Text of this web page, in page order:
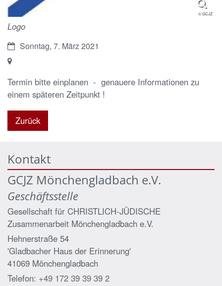
© GCJZ
Logo
Datum:Sonntag, 7. März 2021
Ort:
Termin bitte einplanen - genauere Informationen zu
einem späteren Zeitpunkt !
Zurück
Kontakt
GCJZ Mönchengladbach e.V.
Geschäftsstelle
Gesellschaft für CHRISTLICH-JÜDISCHE
Zusammenarbeit Mönchengladbach e.V.
Hehnerstraße 54
'Gladbacher Haus der Erinnerung'
41069 Mönchengladbach
Telefon: +49 172 39 39 39 2